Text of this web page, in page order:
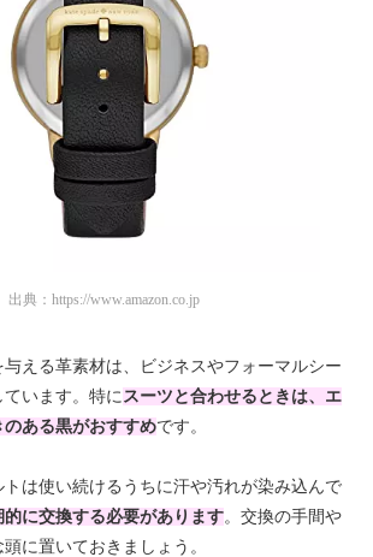
出典： https://www.amazon.co.jp
える革素材は、ビジネスやフォーマルシー
います。特に スーツと合わせるときは、エ
ある黒がおすすめです。
トは使い続けるうちに汗や汚れが染み込んで
に交換する必要があります。交換の手間や
に置いておきましょう。